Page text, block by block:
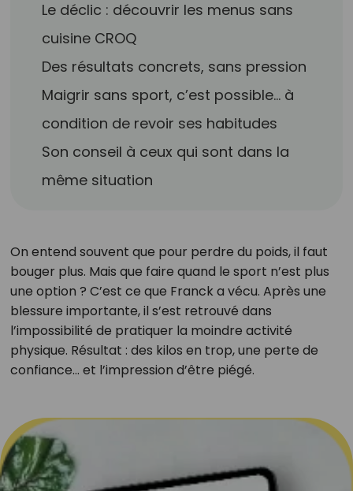
Le déclic : découvrir les menus sans
cuisine CROQ
Des résultats concrets, sans pression
Maigrir sans sport, c’est possible… à
condition de revoir ses habitudes
Son conseil à ceux qui sont dans la
même situation
On entend souvent que pour perdre du poids, il faut
bouger plus. Mais que faire quand le sport n’est plus
une option ? C’est ce que Franck a vécu. Après une
blessure importante, il s’est retrouvé dans
l’impossibilité de pratiquer la moindre activité
physique. Résultat : des kilos en trop, une perte de
confiance… et l’impression d’être piégé.